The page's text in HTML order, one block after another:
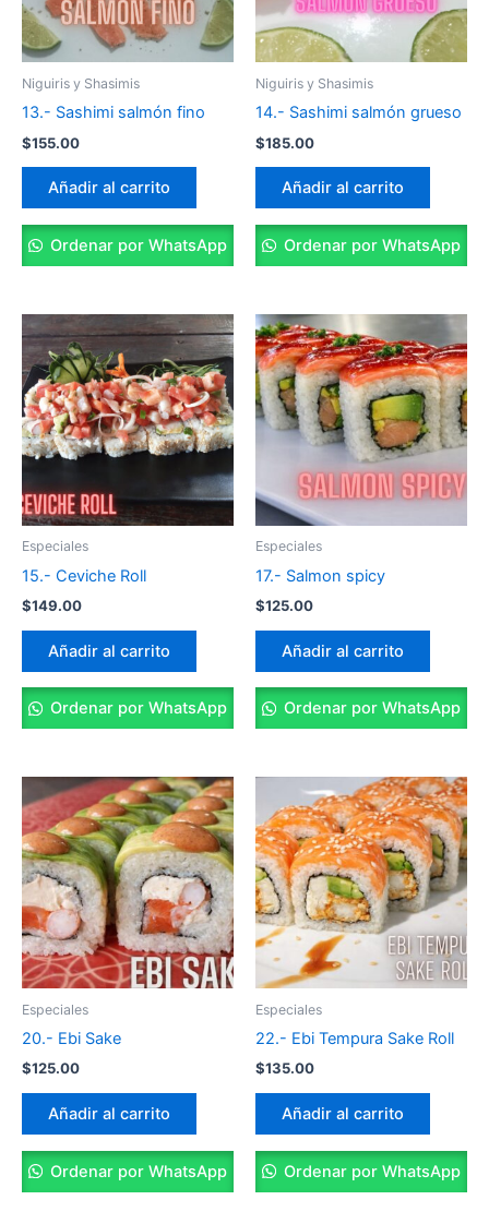
Niguiris y Shasimis
13.- Sashimi salmón fino
$155.00
Añadir al carrito
Ordenar por WhatsApp
Niguiris y Shasimis
14.- Sashimi salmón grueso
$185.00
Añadir al carrito
Ordenar por WhatsApp
Especiales
15.- Ceviche Roll
$149.00
Añadir al carrito
Ordenar por WhatsApp
Especiales
17.- Salmon spicy
$125.00
Añadir al carrito
Ordenar por WhatsApp
Especiales
20.- Ebi Sake
$125.00
Añadir al carrito
Ordenar por WhatsApp
Especiales
22.- Ebi Tempura Sake Roll
$135.00
Añadir al carrito
Ordenar por WhatsApp